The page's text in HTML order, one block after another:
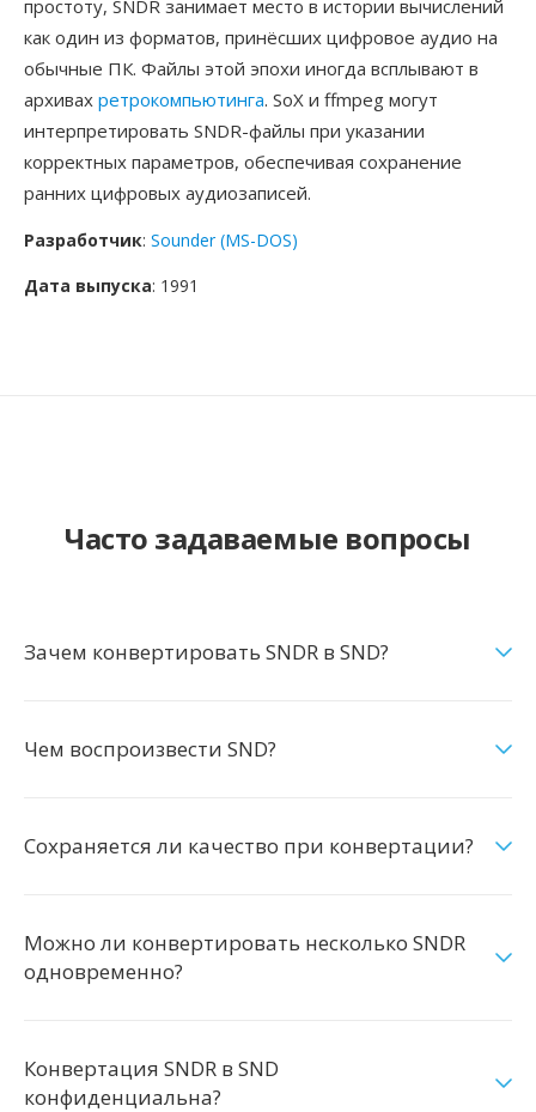
простоту, SNDR занимает место в истории вычислений
как один из форматов, принёсших цифровое аудио на
обычные ПК. Файлы этой эпохи иногда всплывают в
архивах ретрокомпьютинга. SoX и ffmpeg могут
интерпретировать SNDR-файлы при указании
корректных параметров, обеспечивая сохранение
ранних цифровых аудиозаписей.
Разработчик: Sounder (MS-DOS)
Дата выпуска: 1991
Часто задаваемые вопросы
Зачем конвертировать SNDR в SND?
Чем воспроизвести SND?
Сохраняется ли качество при конвертации?
Можно ли конвертировать несколько SNDR
одновременно?
Конвертация SNDR в SND
конфиденциальна?